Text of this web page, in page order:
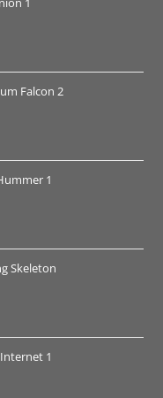
Falcon 2
1
Skeleton
1